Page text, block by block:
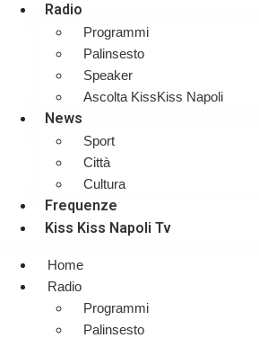
Radio
Programmi
Palinsesto
Speaker
Ascolta KissKiss Napoli
News
Sport
Città
Cultura
Frequenze
Kiss Kiss Napoli Tv
Home
Radio
Programmi
Palinsesto